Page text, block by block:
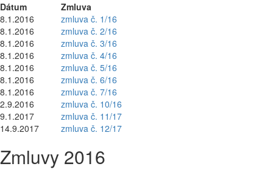
Dátum
Zmluva
8.1.2016
zmluva č. 1/16
8.1.2016
zmluva č. 2/16
8.1.2016
zmluva č. 3/16
8.1.2016
zmluva č. 4/16
8.1.2016
zmluva č. 5/16
8.1.2016
zmluva č. 6/16
8.1.2016
zmluva č. 7/16
2.9.2016
zmluva č. 10/16
9.1.2017
zmluva č. 11/17
14.9.2017
zmluva č. 12/17
Zmluvy 2016